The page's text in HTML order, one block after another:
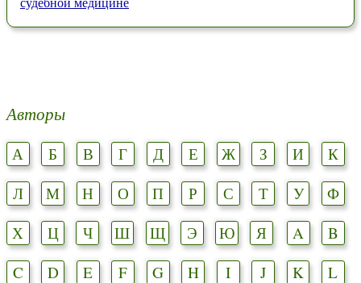
Авторы
А Б В Г Д Е Ж З И
К
Л
М Н О П Р С Т У
Ф
Х
Ц Ч Ш Щ Э Ю Я A
B
C
D E F G H I J K
L